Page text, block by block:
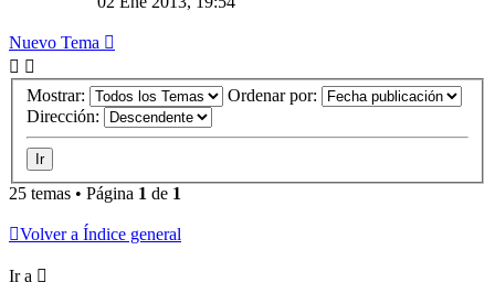
Nuevo Tema
Mostrar:
Ordenar por:
Dirección:
25 temas • Página 1 de 1
Volver a Índice general
Ir a